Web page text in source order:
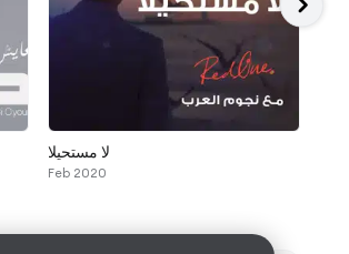
لا مستحيلا
Feb 2020